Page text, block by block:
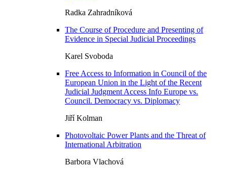
Radka Zahradníková
The Course of Procedure and Presenting of
Evidence in Special Judicial Proceedings
Karel Svoboda
Free Access to Information in Council of the
European Union in the Light of the Recent
Judicial Judgment Access Info Europe vs.
Council. Democracy vs. Diplomacy
Jiří Kolman
Photovoltaic Power Plants and the Threat of
International Arbitration
Barbora Vlachová